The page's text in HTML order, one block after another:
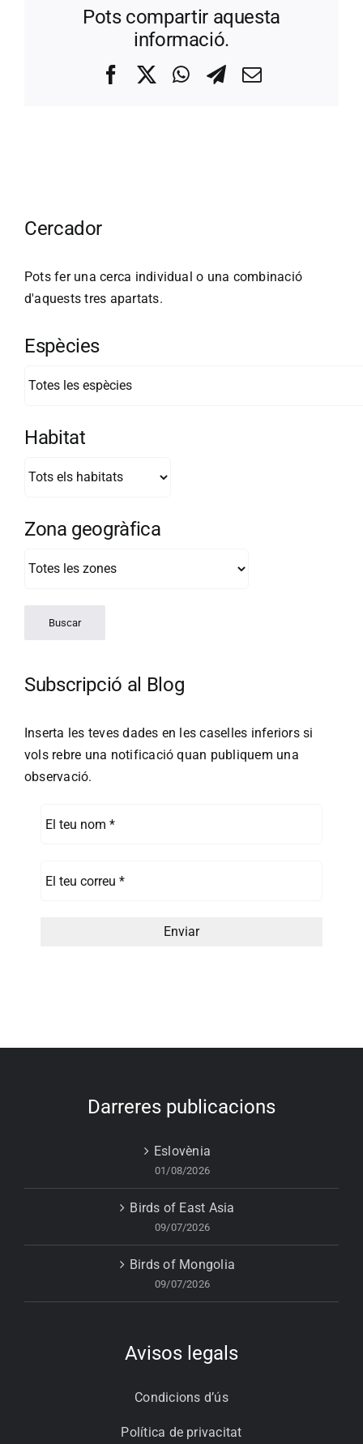
Pots compartir aquesta
informació.
FacebookWhatsApp
Telegram
Correo
Cercador
Pots fer una cerca individual o una combinació
d'aquests tres apartats.
Espècies
Habitat
Zona geogràfica
Subscripció al Blog
Inserta les teves dades en les caselles inferiors si
vols rebre una notificació quan publiquem una
observació.
Darreres publicacions
Eslovènia
01/08/2026
Birds of East Asia
09/07/2026
Birds of Mongolia
09/07/2026
Avisos legals
Condicions d’ús
Política de privacitat